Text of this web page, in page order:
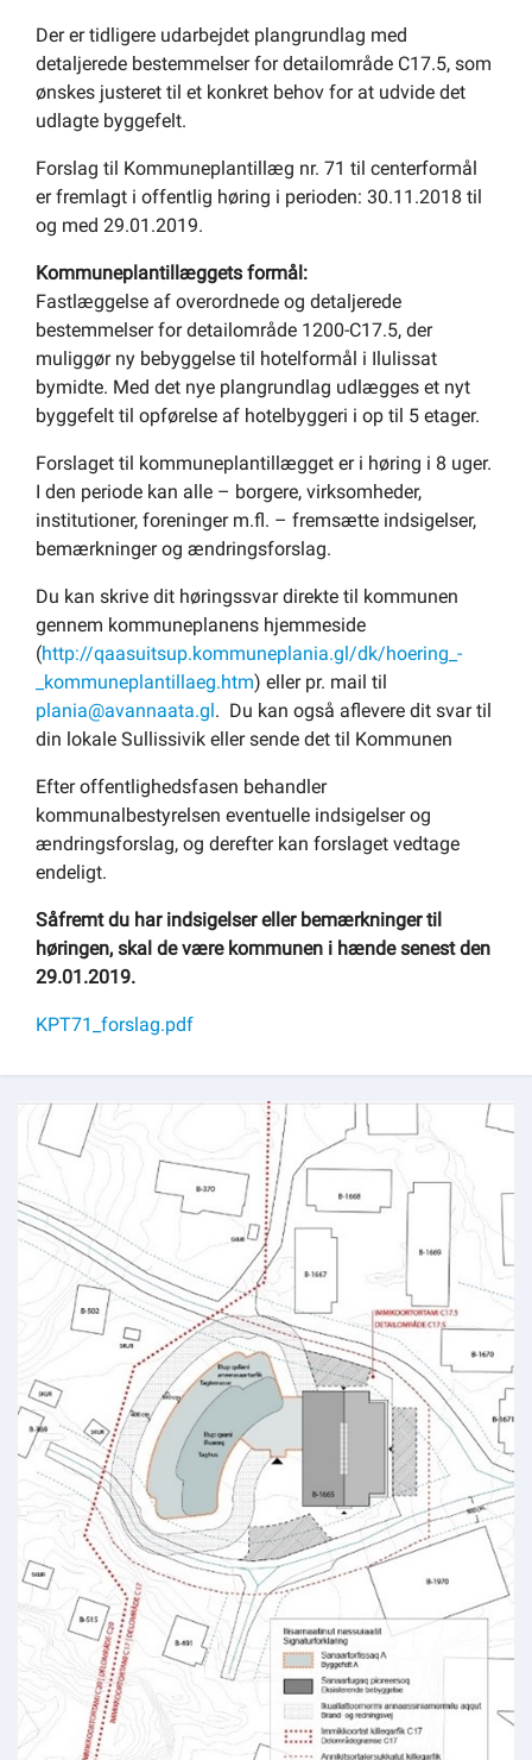
Der er tidligere udarbejdet plangrundlag med
detaljerede bestemmelser for detailområde C17.5, som
ønskes justeret til et konkret behov for at udvide det
udlagte byggefelt.
Forslag til Kommuneplantillæg nr. 71 til centerformål
er fremlagt i offentlig høring i perioden: 30.11.2018 til
og med 29.01.2019.
Kommuneplantillæggets formål:
Fastlæggelse af overordnede og detaljerede
bestemmelser for detailområde 1200-C17.5, der
muliggør ny bebyggelse til hotelformål i Ilulissat
bymidte. Med det nye plangrundlag udlægges et nyt
byggefelt til opførelse af hotelbyggeri i op til 5 etager.
Forslaget til kommuneplantillægget er i høring i 8 uger.
I den periode kan alle – borgere, virksomheder,
institutioner, foreninger m.fl. – fremsætte indsigelser,
bemærkninger og ændringsforslag.
Du kan skrive dit høringssvar direkte til kommunen
gennem kommuneplanens hjemmeside
(http://qaasuitsup.kommuneplania.gl/dk/hoering_-
_kommuneplantillaeg.htm) eller pr. mail til
plania@avannaata.gl. Du kan også aflevere dit svar til
din lokale Sullissivik eller sende det til Kommunen
Efter offentlighedsfasen behandler
kommunalbestyrelsen eventuelle indsigelser og
ændringsforslag, og derefter kan forslaget vedtage
endeligt.
Såfremt du har indsigelser eller bemærkninger til
høringen, skal de være kommunen i hænde senest den
29.01.2019.
KPT71_forslag.pdf